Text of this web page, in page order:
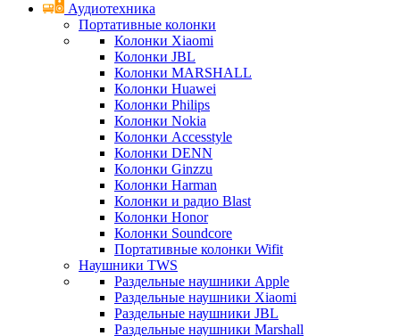
Аудиотехника
Портативные колонки
Колонки Xiaomi
Колонки JBL
Колонки MARSHALL
Колонки Huawei
Колонки Philips
Колонки Nokia
Колонки Accesstyle
Колонки DENN
Колонки Ginzzu
Колонки Harman
Колонки и радио Blast
Колонки Honor
Колонки Soundcore
Портативные колонки Wifit
Наушники TWS
Раздельные наушники Apple
Раздельные наушники Xiaomi
Раздельные наушники JBL
Раздельные наушники Marshall